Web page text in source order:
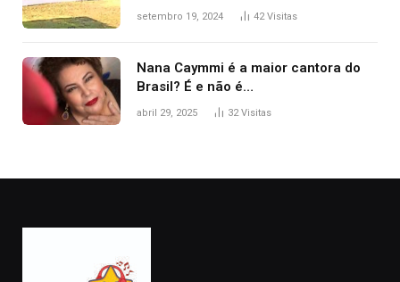
durante confusão no trânsito
setembro 19, 2024 42Visitas
Nana Caymmi é a maior cantora do
Brasil? É e não é…
abril 29, 2025 32Visitas